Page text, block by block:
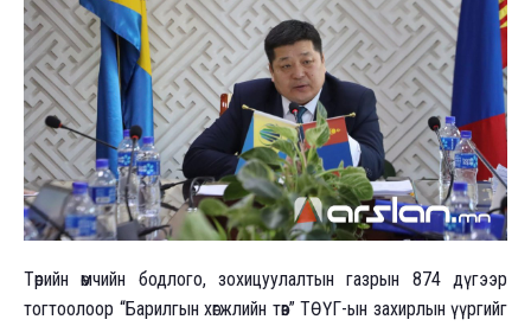
Төрийн өмчийн бодлого, зохицуулалтын газрын 874 дүгээр
тогтоолоор “Барилгын хөгжлийн төв” ТӨҮГ-ын захирлын үүргийг